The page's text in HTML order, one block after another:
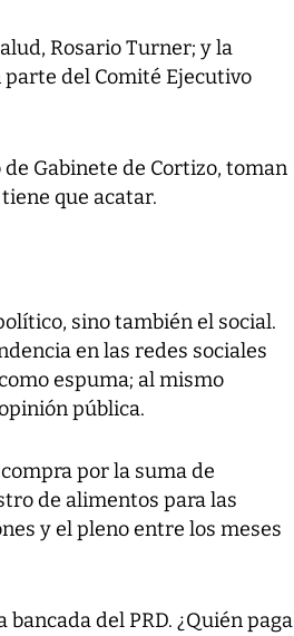
Rosario Turner; y la
del Comité Ejecutivo
Gabinete de Cortizo, toman
que acatar.
sino también el social.
en las redes sociales
espuma; al mismo
pública.
por la suma de
de alimentos para las
y el pleno entre los meses
del PRD. ¿Quién paga